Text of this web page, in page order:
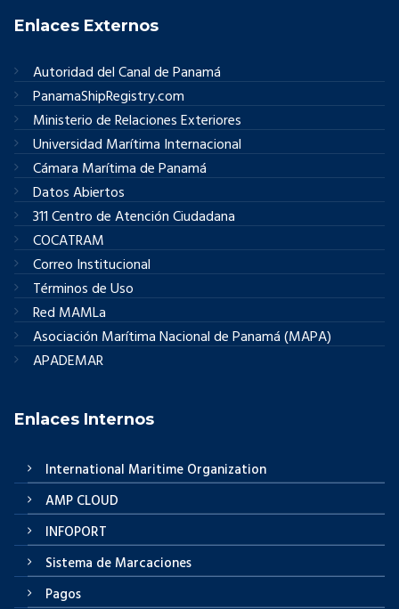
Enlaces Externos
Autoridad del Canal de Panamá
PanamaShipRegistry.com
Ministerio de Relaciones Exteriores
Universidad Marítima Internacional
Cámara Marítima de Panamá
Datos Abiertos
311 Centro de Atención Ciudadana
COCATRAM
Correo Institucional
Términos de Uso
Red MAMLa
Asociación Marítima Nacional de Panamá (MAPA)
APADEMAR
Enlaces Internos
International Maritime Organization
AMP CLOUD
INFOPORT
Sistema de Marcaciones
Pagos